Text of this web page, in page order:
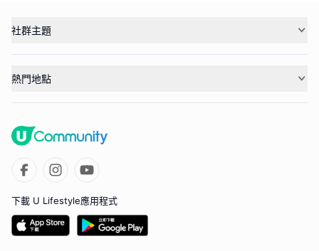
社群主題
熱門地點
下載 U Lifestyle應用程式